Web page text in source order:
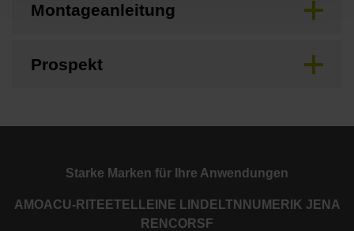
Montageanleitung
Prospekt
Starke Marken für Ihre Anwendungen
AMOACU-RITE ETEL LEINE LINDE LTN NUMERIK JENA
RENCORSF